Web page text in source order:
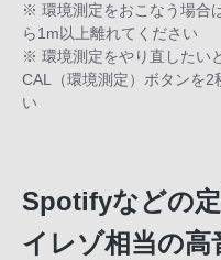
※ 環境測定をおこなう場合
ら1m以上離れてください
※ 環境測定をやり直したい
CAL（環境測定）ボタンを2
い
Spotifyなどの
イレゾ相当の高